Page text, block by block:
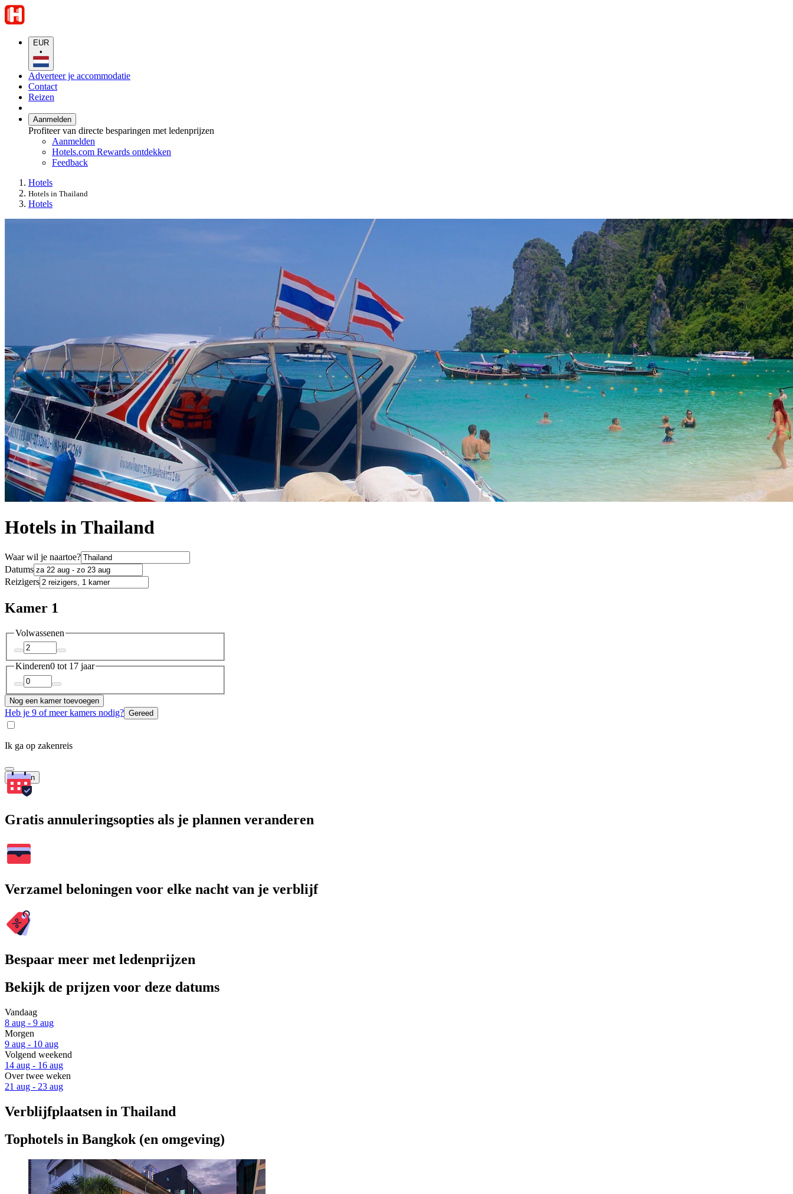
EUR
•
Adverteer je accommodatie
Contact
Reizen
Aanmelden
Profiteer van directe besparingen met ledenprijzen
Aanmelden
Hotels.com Rewards ontdekken
Feedback
Hotels
Hotels in Thailand
Hotels
Hotels in Thailand
Waar wil je naartoe?
Datums
Reizigers
Kamer 1
Volwassenen
Kinderen0 tot 17 jaar
Nog een kamer toevoegen
Heb je 9 of meer kamers nodig? Gereed
Ik ga op zakenreis
Zoeken
Gratis annuleringsopties als je plannen veranderen
Verzamel beloningen voor elke nacht van je verblijf
Bespaar meer met ledenprijzen
Bekijk de prijzen voor deze datums
Vandaag
8 aug - 9 aug
Morgen
9 aug - 10 aug
Volgend weekend
14 aug - 16 aug
Over twee weken
21 aug - 23 aug
Verblijfplaatsen in Thailand
Tophotels in Bangkok (en omgeving)